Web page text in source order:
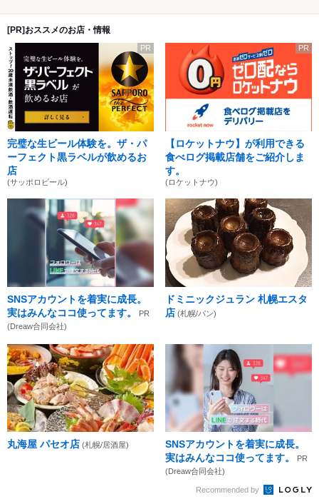
[PR]おススメのお店・情報
PR
完璧な生ビール体験を。ザ・パ
ーフェクト黒ラベルが飲めるお
店
(サッポロビール)
PR
【ロケットナウ】が利用できる
食べログ掲載店舗をご紹介しま
す。
(ロケットナウ)
SNSアカウントを着実に成長。
実はみんなココ使ってます。
PR
(Dreaw合同会社)
ドミニックジュラン 札幌エスタ
店 (札幌/パン)
丸海屋 パセオ店 (札幌/居酒屋)
SNSアカウントを着実に成長。
実はみんなココ使ってます。
PR
(Dreaw合同会社)
Recommended by